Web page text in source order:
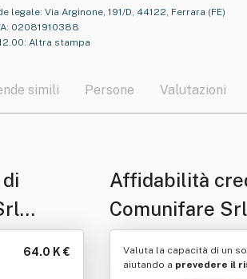
legale: Via Arginone, 191/D, 44122, Ferrara (FE)
02081910388
: Altra stampa
simili Persone Valutazioni
64.0 K €
Affidabilità
Comunifare
Valuta la capacità di un
aiutando a prevedere il